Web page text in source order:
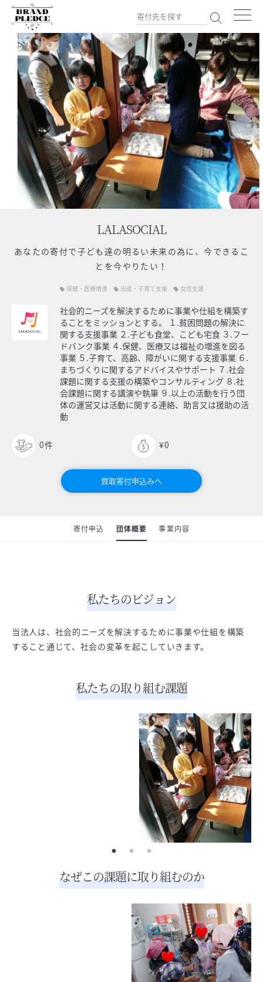
LALASOCIAL
あなたの寄付で子ども達の明るい未来の為に、今できるこ
とを今やりたい！
local_offer 保健・医療増進 local_offer 出産・子育て支援 local_offer 女性支援
社会的ニーズを解決するために事業や仕組を構築す
ることをミッションとする。 １.貧困問題の解決に
関する支援事業 ２.子ども食堂、こども宅食 ３.フー
ドバンク事業 ４.保健、医療又は福祉の増進を図る
事業 ５.子育て、高齢、障がいに関する支援事業 ６.
まちづくりに関するアドバイスやサポート ７.社会
課題に関する支援の構築やコンサルティング ８.社
会課題に関する講演や執筆 ９.以上の活動を行う団
体の運営又は活動に関する連絡、助言又は援助の活
動
0件 ¥0
買取寄付申込みへ
寄付申込 団体概要 事業内容
私たちのビジョン
当法人は、社会的ニーズを解決するために事業や仕組を構築
すること通じて、社会の変革を起こしていきます。
私たちの取り組む課題
なぜこの課題に取り組むのか